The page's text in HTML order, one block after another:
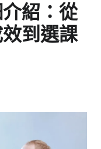
紹：從
到選課